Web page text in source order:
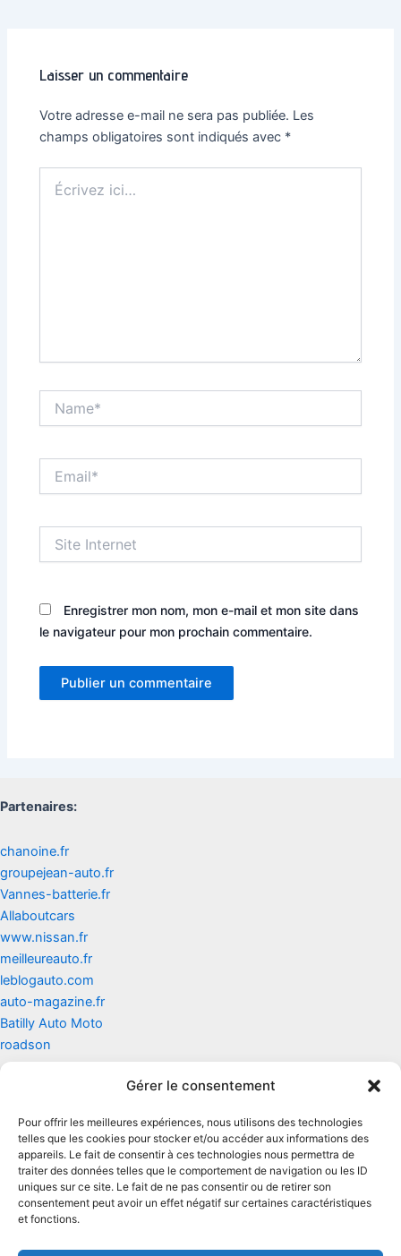
Gérer le consentement
Pour offrir les meilleures expériences, nous utilisons des technologies
telles que les cookies pour stocker et/ou accéder aux informations des
appareils. Le fait de consentir à ces technologies nous permettra de
traiter des données telles que le comportement de navigation ou les ID
uniques sur ce site. Le fait de ne pas consentir ou de retirer son
consentement peut avoir un effet négatif sur certaines caractéristiques
et fonctions.
Laisser un commentaire
Votre adresse e-mail ne sera pas publiée. Les
champs obligatoires sont indiqués avec *
ici…
Internet
Enregistrer mon nom, mon e-mail et mon site dans
le navigateur pour mon prochain commentaire.
Partenaires:
chanoine.fr
groupejean-auto.fr
Vannes-batterie.fr
Allaboutcars
www.nissan.fr
meilleureauto.fr
leblogauto.com
auto-magazine.fr
Batilly Auto Moto
roadson
Mentions légales
Conditions générales d'utilisation
Conditions générales de vente
Politique de cookies